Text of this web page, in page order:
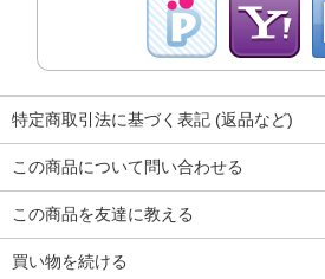
特定商取引法に基づく表記 (返品など)
この商品について問い合わせる
この商品を友達に教える
買い物を続ける